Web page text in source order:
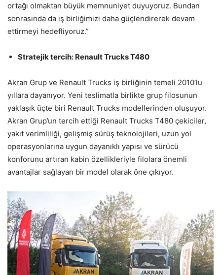
ortağı olmaktan büyük memnuniyet duyuyoruz. Bundan
sonrasında da iş birliğimizi daha güçlendirerek devam
ettirmeyi hedefliyoruz.”
Stratejik tercih: Renault Trucks T480
Akran Grup ve Renault Trucks iş birliğinin temeli 2010’lu
yıllara dayanıyor. Yeni teslimatla birlikte grup filosunun
yaklaşık üçte biri Renault Trucks modellerinden oluşuyor.
Akran Grup’un tercih ettiği Renault Trucks T480 çekiciler,
yakıt verimliliği, gelişmiş sürüş teknolojileri, uzun yol
operasyonlarına uygun dayanıklı yapısı ve sürücü
konforunu artıran kabin özellikleriyle filolara önemli
avantajlar sağlayan bir model olarak öne çıkıyor.